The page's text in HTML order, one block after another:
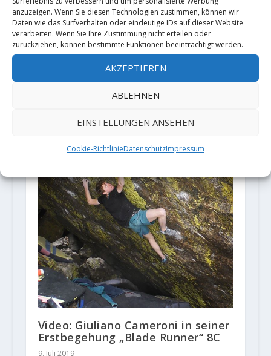
anzuzeigen. Wenn Sie diesen Technologien zustimmen, können wir
Daten wie das Surfverhalten oder eindeutige IDs auf dieser Website
verarbeiten. Wenn Sie Ihre Zustimmung nicht erteilen oder
zurückziehen, können bestimmte Funktionen beeinträchtigt werden.
AKZEPTIEREN
ABLEHNEN
EINSTELLUNGEN ANSEHEN
Cookie-RichtlinieDatenschutzImpressum
Jorge Díaz-Rullo holt sich die 3.
Begehung von „Following the
leader“
Video: Giuliano Cameroni in seiner
Erstbegehung „Blade Runner“ 8C
9. Juli 2019